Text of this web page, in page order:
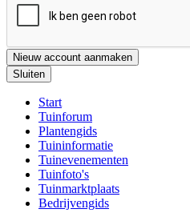
Nieuw account aanmaken
Sluiten
Start
Tuinforum
Plantengids
Tuininformatie
Tuinevenementen
Tuinfoto's
Tuinmarktplaats
Bedrijvengids